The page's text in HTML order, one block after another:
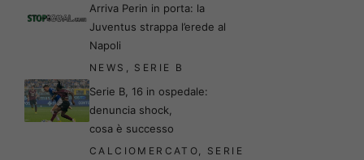
Arriva Perin in porta: la
Juventus strappa l’erede al
Napoli
NEWS , SERIE B
Serie B, 16 in ospedale:
denuncia shock,
cosa è successo
CALCIOMERCATO, SERIE